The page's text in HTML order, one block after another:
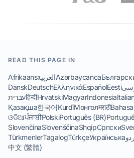
READ THIS PAGE IN
AfrikaansالعربيةAzərbaycanca
DanskDeutschΕλληνικάEspañolEesti
עבריתहिन्दीHrvatskiMagyarIndonesia
Қазақша한국어KurdîМонголमराठी
ଓଡିଆਪੰਜਾਬੀPolskiPortuguês (BR)
SlovenčinaSlovenščinaShqipСрпски
TürkmenlerTagalogTürkçeУкраїнська
中文 (繁體)